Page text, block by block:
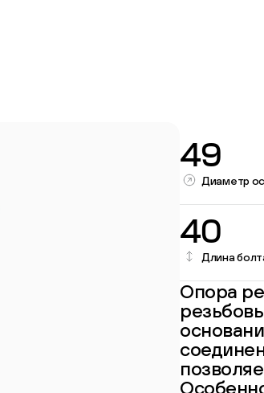
49
Диаметр
40
Длина
Опора
Перейти